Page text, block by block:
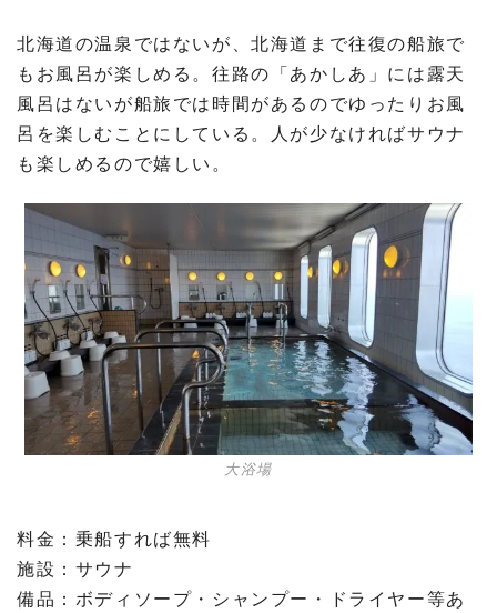
北海道の温泉ではないが、北海道まで往復の船旅で
もお風呂が楽しめる。往路の「あかしあ」には露天
風呂はないが船旅では時間があるのでゆったりお風
呂を楽しむことにしている。人が少なければサウナ
も楽しめるので嬉しい。
大浴場
料金：乗船すれば無料
施設：サウナ
備品：ボディソープ・シャンプー・ドライヤー等あ